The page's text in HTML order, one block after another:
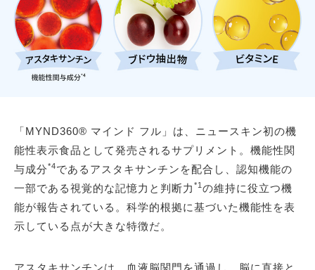
「MYND360® マインド フル」は、ニュースキン初の機
能性表示食品として発売されるサプリメント。機能性関
与成分*4であるアスタキサンチンを配合し、認知機能の
一部である視覚的な記憶力と判断力 *1 の維持に役立つ機
能が報告されている。科学的根拠に基づいた機能性を表
示している点が大きな特徴だ。
アスタキサンチンは、血液脳関門を通過し、脳に直接と